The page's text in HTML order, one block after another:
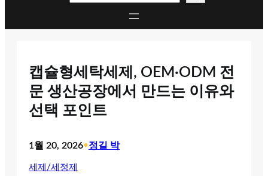
캡슐형세탁세제, OEM·ODM 전
문 생산공장에서 만드는 이유와
선택 포인트
1월 20, 2026•정길 박
세제/세정제